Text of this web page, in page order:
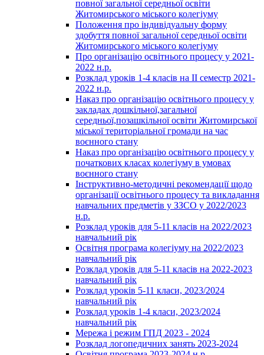
повної загальної середньої освіти
Житомирського міського колегіуму
Положення про індивідуальну форму
здобуття повної загальної середньої освіти
Житомирського міського колегіуму
Про організацію освітнього процесу у 2021-
2022 н.р.
Розклад уроків 1-4 класів на ІІ семестр 2021-
2022 н.р.
Наказ про організацію освітнього процесу у
закладах дошкільної,загальної
середньої,позашкільної освіти Житомирської
міської територіальної громади на час
воєнного стану
Наказ про організацію освітнього процесу у
початкових класах колегіуму в умовах
воєнного стану
Інструктивно-методичні рекомендації щодо
організації освітнього процесу та викладання
навчальних предметів у ЗЗСО у 2022/2023
н.р.
Розклад уроків для 5-11 класів на 2022/2023
навчальний рік
Освітня програма колегіуму на 2022/2023
навчальний рік
Розклад уроків для 5-11 класів на 2022-2023
навчальний рік
Розклад уроків 5-11 класи, 2023/2024
навчальний рік
Розклад уроків 1-4 класи, 2023/2024
навчальний рік
Мережа і режим ГПД 2023 - 2024
Розклад логопедичних занять 2023-2024